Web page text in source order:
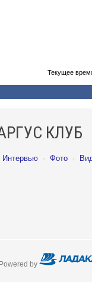
Текущее
КЛУБ
Интервью · Фото ·
by